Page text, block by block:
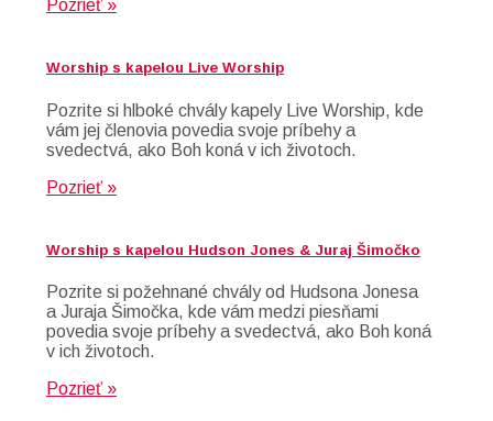
Pozrieť »
Worship s kapelou Live Worship
Pozrite si hlboké chvály kapely Live Worship, kde
vám jej členovia povedia svoje príbehy a
svedectvá, ako Boh koná v ich životoch.
Pozrieť »
Worship s kapelou Hudson Jones & Juraj Šimočko
Pozrite si požehnané chvály od Hudsona Jonesa
a Juraja Šimočka, kde vám medzi piesňami
povedia svoje príbehy a svedectvá, ako Boh koná
v ich životoch.
Pozrieť »